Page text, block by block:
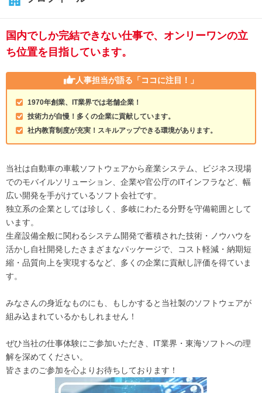
国内でしか完結できない仕事で、オンリーワンの立
ち位置を目指しています。
人事担当が語る 「ココに注目！」
1970年創業、IT業界では老舗企業！
技術力が自慢！多くの企業に貢献しています。
社内教育制度が充実！スキルアップできる環境があります。
当社は自動車の車載ソフトウェアから産業システム、ビジネス現場
でのモバイルソリューション、企業や官公庁のITインフラなど、幅
広い開発を手がけているソフト会社です。
独立系の企業としては珍しく、多岐にわたる分野を守備範囲として
います。
生産設備全般に関わるシステム開発で蓄積された技術・ノウハウを
活かし自社開発したさまざまなパッケージで、コスト軽減・納期短
縮・品質向上を実現するなど、多くの企業に貢献し評価を得ていま
す。
みなさんの身近なものにも、もしかすると当社製のソフトウェアが
組み込まれているかもしれません！
ぜひ当社の仕事体験にご参加いただき、IT業界・東海ソフトへの理
解を深めてください。
皆さまのご参加を心よりお待ちしております！